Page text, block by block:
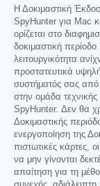
Η Δοκιμαστική
SpyHunter για Mac
ορίζεται στο
δοκιμαστική
λειτουργικότητα
προστατευτικά
συστήματός σας από
στην ομάδα
SpyHunter. Δεν θα
Δοκιμαστικής
ενεργοποίηση της
πιστωτικές κάρτες,
να μην γίνονται
απαίτηση για τη